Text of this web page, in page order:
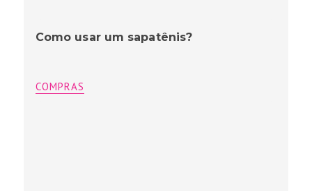
Como usar um sapatênis?
COMPRAS